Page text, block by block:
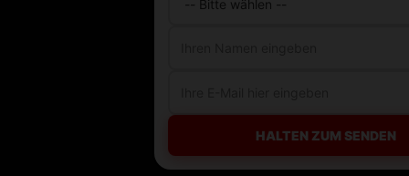
HALTEN ZUM SENDEN